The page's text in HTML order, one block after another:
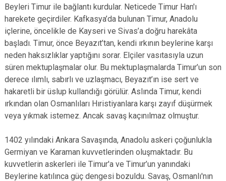
Beyleri Timur ile bağlantı kurdular. Neticede Timur Han'ı
harekete geçirdiler. Kafkasya’da bulunan Timur, Anadolu
içlerine, öncelikle de Kayseri ve Sivas’a doğru harekâta
başladı. Timur, önce Beyazıt’tan, kendi ırkının beylerine karşı
neden haksızlıklar yaptığını sorar. Elçiler vasıtasıyla uzun
süren mektuplaşmalar olur. Bu mektuplaşmalarda Timur’un son
derece ılımlı, sabırlı ve uzlaşmacı, Beyazıt’ın ise sert ve
hakaretli bir üslup kullandığı görülür. Aslında Timur, kendi
ırkından olan Osmanlıları Hıristiyanlara karşı zayıf düşürmek
veya yıkmak istemez. Ancak savaş kaçınılmaz olmuştur.
1402 yılındaki Ankara Savaşında, Anadolu askeri çoğunlukla
Germiyan ve Karaman kuvvetlerinden oluşmaktadır. Bu
kuvvetlerin askerleri ile Timur'a ve Timur’un yanındaki
Beylerine katılınca güç dengesi bozuldu. Savaş, Osmanlı'nın